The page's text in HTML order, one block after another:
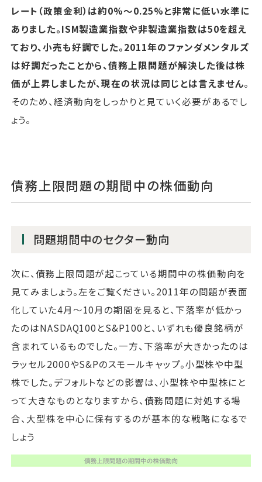
レート（政策金利）は約0%～0.25%と非常に低い水準に
ありました。ISM製造業指数や非製造業指数は50を超え
ており、小売も好調でした。2011年のファンダメンタルズ
は好調だったことから、債務上限問題が解決した後は株
価が上昇しましたが、現在の状況は同じとは言えません。
そのため、経済動向をしっかりと見ていく必要があるでし
ょう。
債務上限問題の期間中の株価動向
問題期間中のセクター動向
次に、債務上限問題が起こっている期間中の株価動向を
見てみましょう。左をご覧ください。2011年の問題が表面
化していた4月～10月の期間を見ると、下落率が低かっ
たのはNASDAQ100とS&P100と、いずれも優良銘柄が
含まれているものでした。一方、下落率が大きかったのは
ラッセル2000やS&Pのスモールキャップ。小型株や中型
株でした。デフォルトなどの影響は、小型株や中型株にと
って大きなものとなりますから、債務問題に対処する場
合、大型株を中心に保有するのが基本的な戦略になるで
しょう